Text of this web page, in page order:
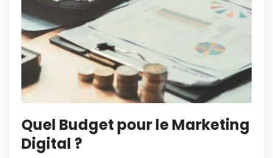
Quel Budget pour le Marketing
Digital ?